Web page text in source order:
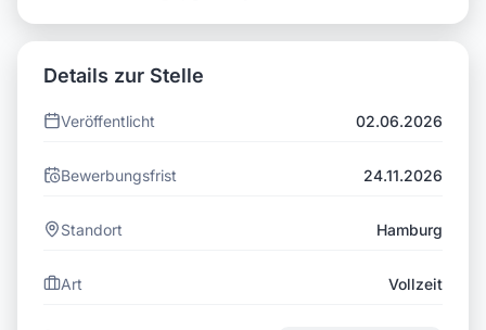
Details zur Stelle
Veröffentlicht 02.06.2026
Bewerbungsfrist 24.11.2026
Standort Hamburg
Art Vollzeit